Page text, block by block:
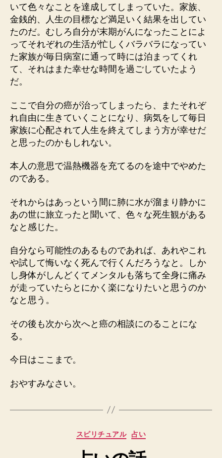
いて色々なことを達成してしまっていた。家族、
金銭的、人生の目標など満足いく結果を出してい
たのだ。むしろ自分が末期がんになったことによ
ってそれぞれの生活が忙しくバラバラになってい
た家族が毎日病室に通って時には泊まってくれ
て、それはまた幸せな時間を過ごしていたよう
だ。
ここで自分の癌が治ってしまったら、またそれぞ
れ自由に生きていくことになり、病気をして毎日
家族に心配されて人生を終えてしまう方が幸せだ
と思ったのかもしれない。
本人の意思で温熱機器を充てるのを途中でやめた
のである。
それからはあっという間に肺に水が溜まり静かに
あの世に旅立ったと聞いて、色々な死生観がある
なと感じた。
自分なら可能性のあるものであれば、あれやこれ
や試して悔いなく死んで行くんだろうなと。しか
し身体がしんどくてメンタルも落ちて全身に痛み
が走っていたらとにかく楽になりたいと思うのか
なと思う。
その後も次から次へと癌の相談にのることにな
る。
今日はここまで。
おやすみなさい。
カ
ゴ
スピリチュアル 占い